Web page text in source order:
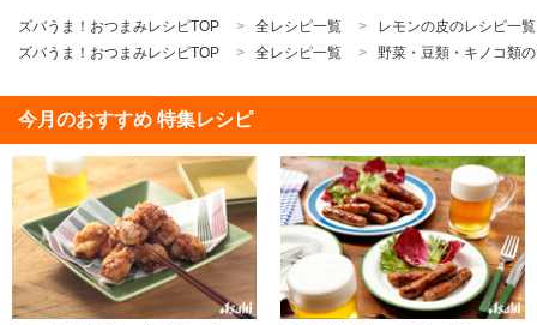
ズバうま！おつまみレシピTOP 全レシピ一覧
レモンの皮のレシピ一覧
ズバうま！おつまみレシピTOP
全レシピ一覧 野菜・豆類・キノコ類
今月のおすすめ 特集レシピ